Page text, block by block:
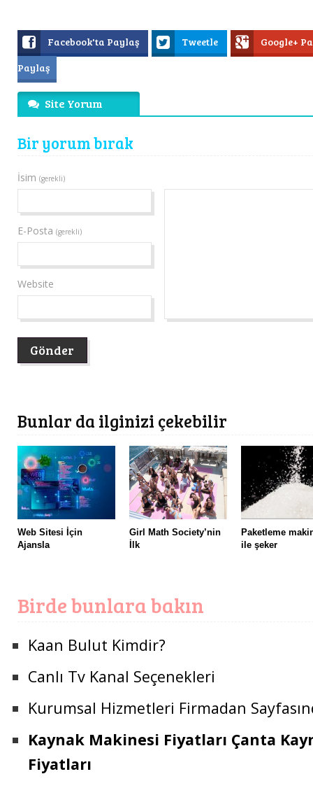
Facebook'ta Paylaş Tweetle
Google+
Paylaş
Site Yorum
Bir yorum bırak
İsim (gerekli)
E-Posta (gerekli)
Website
Bunlar da ilginizi çekebilir
Web Sitesi İçin
Ajansla
Girl Math Society’nin
İlk
Paketleme
ile şeker
Birde bunlara bakın
Kaan Bulut Kimdir?
Canlı Tv Kanal Seçenekleri
Kurumsal Hizmetleri Firmadan
Kaynak Makinesi Fiyatları Çanta
Fiyatları